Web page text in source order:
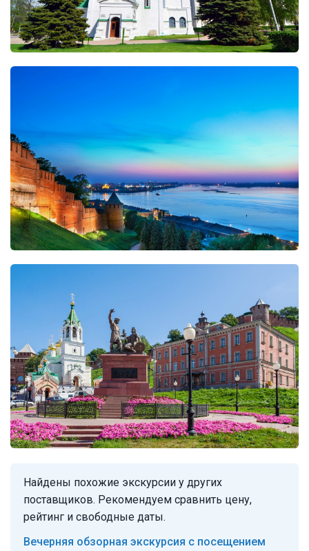
Найдены похожие экскурсии у других
поставщиков. Рекомендуем сравнить цену,
рейтинг и свободные даты.
Вечерняя обзорная экскурсия с посещением